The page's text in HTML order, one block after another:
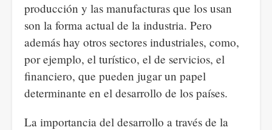
producción y las manufacturas que los usan
son la forma actual de la industria. Pero
además hay otros sectores industriales, como,
por ejemplo, el turístico, el de servicios, el
financiero, que pueden jugar un papel
determinante en el desarrollo de los países.
La importancia del desarrollo a través de la